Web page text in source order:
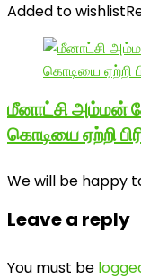
Added to wishlist
மீனாட்சி அம்மன்
கொடியை ஏற்றி
We will be happy
Leave a reply
You must be